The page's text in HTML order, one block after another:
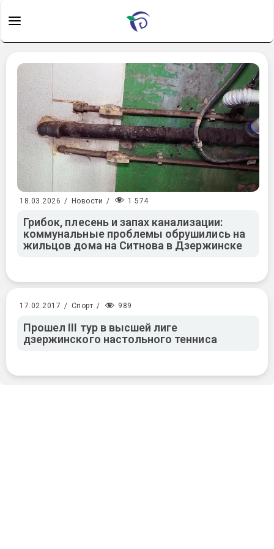
18.03.2026 / Новости / 1 574
Грибок, плесень и запах канализации:
коммунальные проблемы обрушились на
жильцов дома на Ситнова в Дзержинске
17.02.2017 / Спорт / 989
Прошел III тур в высшей лиге
дзержинского настольного тенниса